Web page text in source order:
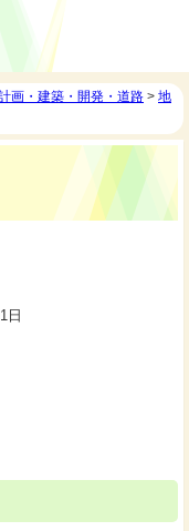
画・建築・開発・道路 > 地
日